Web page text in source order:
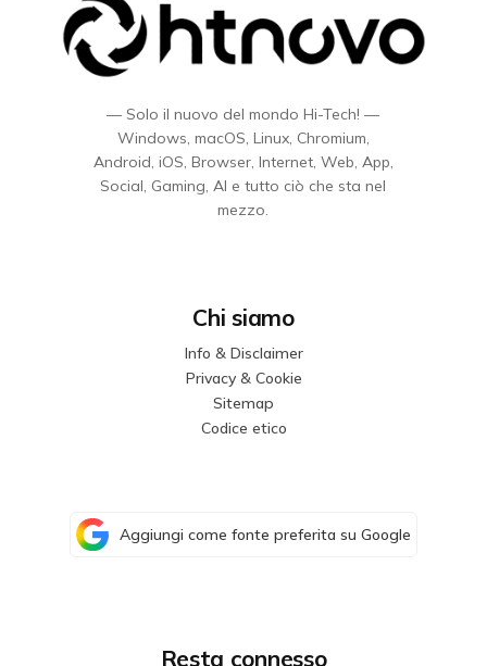
— Solo il nuovo del mondo Hi-Tech! —
Windows, macOS, Linux, Chromium,
Android, iOS, Browser, Internet, Web, App,
Social, Gaming, AI e tutto ciò che sta nel
mezzo.
Chi siamo
Info & Disclaimer
Privacy & Cookie
Sitemap
Codice etico
Aggiungi come fonte preferita su Google
Resta connesso